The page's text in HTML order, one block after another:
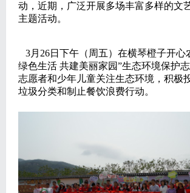
动，近期，广泛开展多场丰富多样的文
主题活动。
3月26日下午（周五）在横琴橙子开心
绿色生活 共建美丽家园”生态环境保护
志愿者和少年儿童关注生态环境，积极
垃圾分类和制止餐饮浪费行动。